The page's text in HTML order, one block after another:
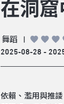
在洞
舞蹈
2025-08-28 -
依賴、濫用與推